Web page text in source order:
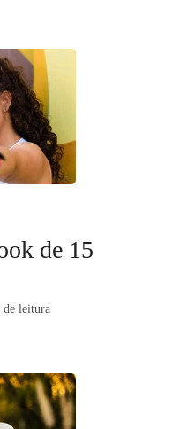
de 15
de leitura